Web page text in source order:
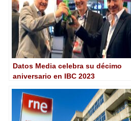
Datos Media celebra su décimo
aniversario en IBC 2023